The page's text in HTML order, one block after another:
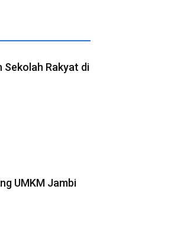
Sekolah Rakyat di
UMKM Jambi